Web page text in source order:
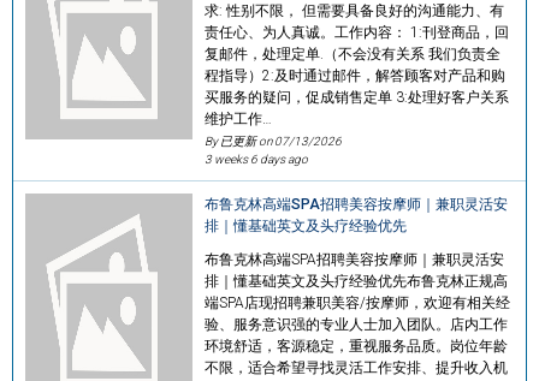
求: 性别不限， 但需要具备良好的沟通能力、有
责任心、为人真诚。工作内容： 1:刊登商品，回
复邮件，处理定单.（不会没有关系 我们负责全
程指导）2:及时通过邮件，解答顾客对产品和购
买服务的疑问，促成销售定单 3:处理好客户关系
维护工作…
By 已更新 on07/13/2026
3 weeks 6 days ago
布鲁克林高端SPA招聘美容按摩师｜兼职灵活安
排｜懂基础英文及头疗经验优先
布鲁克林高端SPA招聘美容按摩师｜兼职灵活安
排｜懂基础英文及头疗经验优先布鲁克林正规高
端SPA店现招聘兼职美容/按摩师，欢迎有相关经
验、服务意识强的专业人士加入团队。店内工作
环境舒适，客源稳定，重视服务品质。岗位年龄
不限，适合希望寻找灵活工作安排、提升收入机